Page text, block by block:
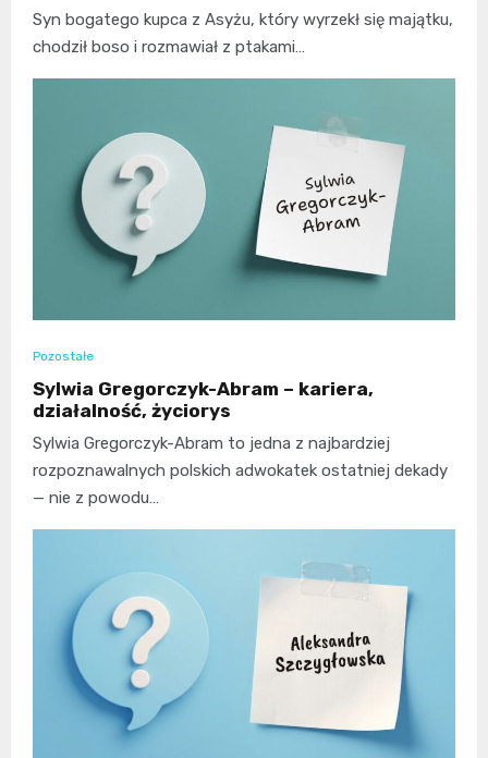
Syn bogatego kupca z Asyżu, który wyrzekł się majątku,
chodził boso i rozmawiał z ptakami…
Pozostałe
Sylwia Gregorczyk-Abram – kariera,
działalność, życiorys
Sylwia Gregorczyk-Abram to jedna z najbardziej
rozpoznawalnych polskich adwokatek ostatniej dekady
— nie z powodu…